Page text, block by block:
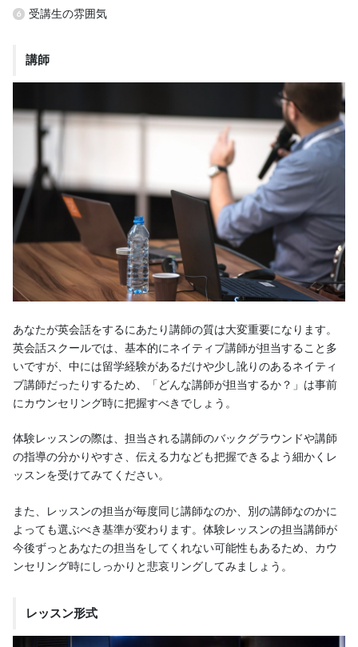
受講生の雰囲気
講師
あなたが英会話をするにあたり講師の質は大変重要になります。
英会話スクールでは、基本的にネイティブ講師が担当すること多
いですが、中には留学経験があるだけや少し訛りのあるネイティ
ブ講師だったりするため、「どんな講師が担当するか？」は事前
にカウンセリング時に把握すべきでしょう。
体験レッスンの際は、担当される講師のバックグラウンドや講師
の指導の分かりやすさ、伝える力なども把握できるよう細かくレ
ッスンを受けてみてください。
また、レッスンの担当が毎度同じ講師なのか、別の講師なのかに
よっても選ぶべき基準が変わります。体験レッスンの担当講師が
今後ずっとあなたの担当をしてくれない可能性もあるため、カウ
ンセリング時にしっかりと悲哀リングしてみましょう。
レッスン形式